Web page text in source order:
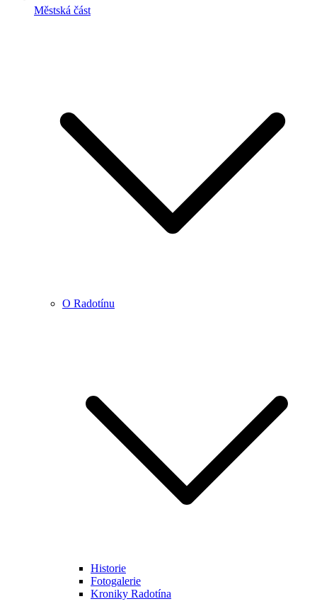
Městská část
O Radotínu
Historie
Fotogalerie
Kroniky Radotína